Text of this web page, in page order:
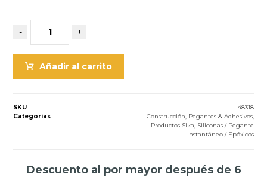
- +
Añadir al carrito
SKU
48318
Categorías
Construcción Pegantes & Adhesivos,
Productos Sika Siliconas / Pegante
Instantáneo / Epóxicos
Descuento al por mayor después de 6